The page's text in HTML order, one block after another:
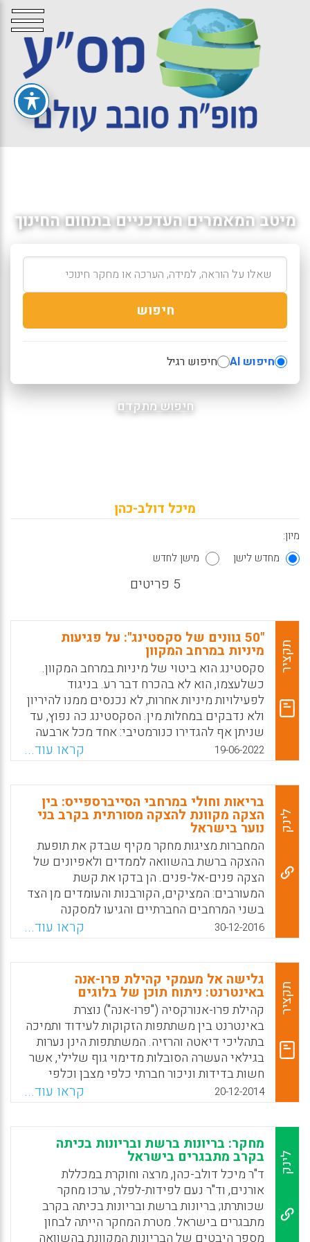
מיטב המאמרים העדכניים בתחום החינוך
חיפוש
חיפוש AI חיפוש רגיל
חיפוש מתקדם
מיכל דולב-כהן
מיון:
מחדש לישן
מישן לחדש
5 פריטים
תקציר
"50 גוונים של סקסטינג": על פגיעות
מיניות במרחב המקוון
סקסטינג הוא ביטוי של מיניות במרחב המקוון.
כשלעצמו, הוא לא בהכרח דבר רע. בניגוד
לפעילויות מיניות אחרות, לא נכנסים ממנו להיריון
ולא נדבקים במחלות מין. הסקסטינג כה נפוץ, עד
שניתן אף להגדירו כנורמטיבי: אחד מכל ארבעה
תלמידם בכיתות ז'-י"ב עסקו בו. עם זאת, יש
מקרים רבים שבהם סקסטינג נעשה בכפייה,
כתוצאה מסחטנות, איומים או לחץ חברתי. ד"ר
מיכל דולב כהן ממכללת אורנים מציעה להורים
ומחנכים סדרת פעולות למניעת סקסטינג שלילי
WhatsApp
Facebook
Email
X
19-06-2022 קראו עוד...
לינק
בריאות וחולי במרחבי הסייברספייס: בין
הצקה מקוונת להצקה מסורתית בקרב בני
נוער בישראל
המחברות מציגות מחקר מקיף שבדק את תופעת
ההצקה ברשת בהשוואה לממדים ולאפיונים של
הצקה פנים-אל-פנים. הן בדקו את קשת
המעורבים: המציקים, הקורבנות והעומדים מן הצד
בשני המרחבים החברתיים והגיעו למסקנה
שמדובר בתופעה זהה שהרשת משמשת לה כר
פורה. אלא שקורבנות האלימות ברשת מאופיינים
באופן שונה מאשר קורבנות האלימות המתרחשת
בבית הספר. ההמלצות המוצעות להורים ולמחנכים
כיצד להתמודד עם חולי חברתי זה אכן דורשות
מימוש של 'כאן ועכשיו' (מיכל דולב-כהן ונעם
לפידות-לפלר).
WhatsApp
Facebook
Email
X
30-12-2016 קראו עוד...
תקציר
גלישה אל מעמקי קהילת פרו-אנה
באינטרנט: ניתוח תוכן של בלוגים
קהילת פרו-אנורקסיה ("פרו-אנה") נוצרת
באינטרנט בין משתתפות הזקוקות לעידוד ותמיכה
בתהליכי דיאטה והרזיה. המשתתפות הינן נערות
בגילאי העשרה הסובלות מדימוי גוף שלילי, אשר
חשות בדידות וניכור חברתי כלפי מצבן וכלפי
תפיסתן את אידיאל היופי. בקהילות פרו-אנה
האנורקסיה מועלית על נס: תמונות, שירים
ומכתבים מופנים ל"אנה", עוסקים בהאדרת הרזון
ובדרכים לדבקות במטרה המיוחלת של ירידה
במשקל. קהילות אלו מהוות קבוצת השתייכות
לנערות המבקשות אחר מידע אשר עוסק בדיאטה,
שיטות להפחתה במשקל ומרחב לשיתוף בתחום
הרגשי ובתחום החברתי, מבלי שישפטו את
מחשבותיהן ורצונותיהן. בעוד אתרים ופורומים של
פרו-אנה הם מחתרתיים וקשה למצוא אותם ברשת
20-12-2014 קראו עוד...
לינק
מחקר: בריונות ברשת ובריונות בכיתה
בקרב מתבגרים בישראל
ד"ר מיכל דולב-כהן, מרצה וחוקרת במכללת
אורנים, וד"ר נעם לפידות-לפלר, ערכו מחקר
שכותרתו; בריונות ברשת ובריונות בכיתה בקרב
מתבגרים בישראל. מטרת המחקר הייתה לבחון